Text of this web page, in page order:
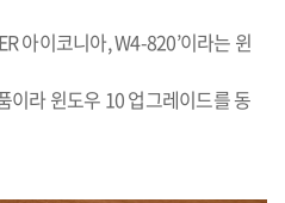
아이코니아, W4-820’이라는 윈
이라 윈도우 10업그레이드를 동